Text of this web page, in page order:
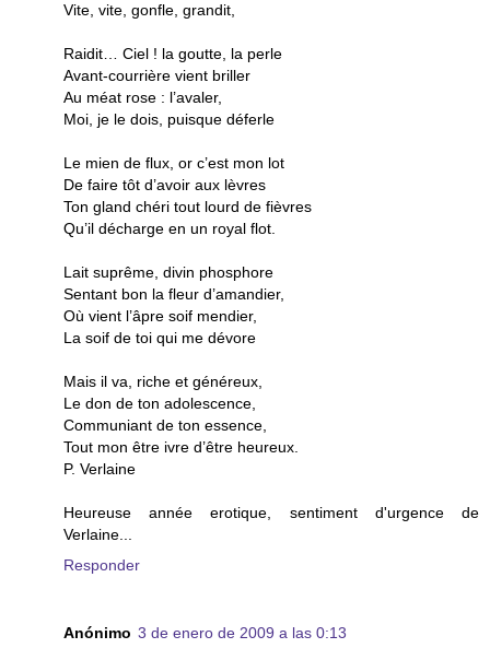
Vite, vite, gonfle, grandit,
Raidit… Ciel ! la goutte, la perle
Avant-courrière vient briller
Au méat rose : l’avaler,
Moi, je le dois, puisque déferle
Le mien de flux, or c’est mon lot
De faire tôt d’avoir aux lèvres
Ton gland chéri tout lourd de fièvres
Qu’il décharge en un royal flot.
Lait suprême, divin phosphore
Sentant bon la fleur d’amandier,
Où vient l’âpre soif mendier,
La soif de toi qui me dévore
Mais il va, riche et généreux,
Le don de ton adolescence,
Communiant de ton essence,
Tout mon être ivre d’être heureux.
P. Verlaine
Heureuse année erotique, sentiment d'urgence de
Verlaine...
Responder
Anónimo 3 de enero de 2009 a las 0:13